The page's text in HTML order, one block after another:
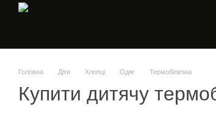
Перейти до основного контенту
Головна Діти Хлопці Одяг Термобілизна
Купити дитячу